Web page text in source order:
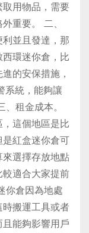
用物品，需要
重要。 二、
並且發達，那
環迷你倉，比
的安保措施，
系統，能夠讓
租金成本。
這個地區是比
紅盒迷你倉可
選擇存放地點
適合大家提前
你倉因為地處
搬運工具或者
能夠影響用戶